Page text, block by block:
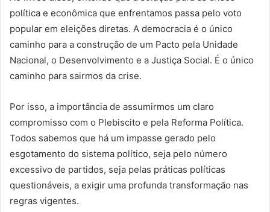
política e econômica que enfrentamos passa pelo voto
popular em eleições diretas. A democracia é o único
caminho para a construção de um Pacto pela Unidade
Nacional, o Desenvolvimento e a Justiça Social. É o único
caminho para sairmos da crise.
Por isso, a importância de assumirmos um claro
compromisso com o Plebiscito e pela Reforma Política.
Todos sabemos que há um impasse gerado pelo
esgotamento do sistema político, seja pelo número
excessivo de partidos, seja pelas práticas políticas
questionáveis, a exigir uma profunda transformação nas
regras vigentes.